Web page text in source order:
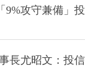
9%攻守兼備」投
長尤昭文：投信